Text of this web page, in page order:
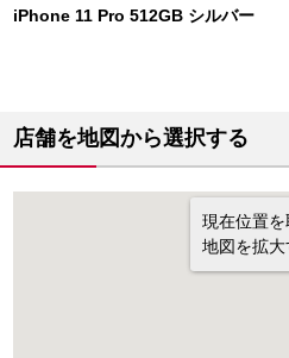
iPhone 11 Pro 512GB シルバー
店舗を地図から選択する
現在位置を
地図を拡大